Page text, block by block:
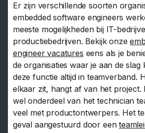
Er zijn verschillende soorten
embedded software engineers
meeste mogelijkheden bij IT-
productiebedrijven. Bekijk onze
engineer vacatures eens als je
de organisaties waar je aan de
deze functie altijd in teamverband.
elkaar zit, hangt af van het project.
wel onderdeel van het technician
veel met productontwerpers. Het
geval aangestuurd door een